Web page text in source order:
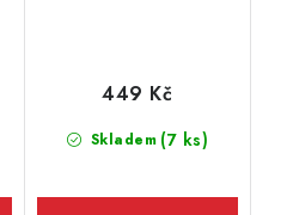
Skladem (7 ks)
449 Kč